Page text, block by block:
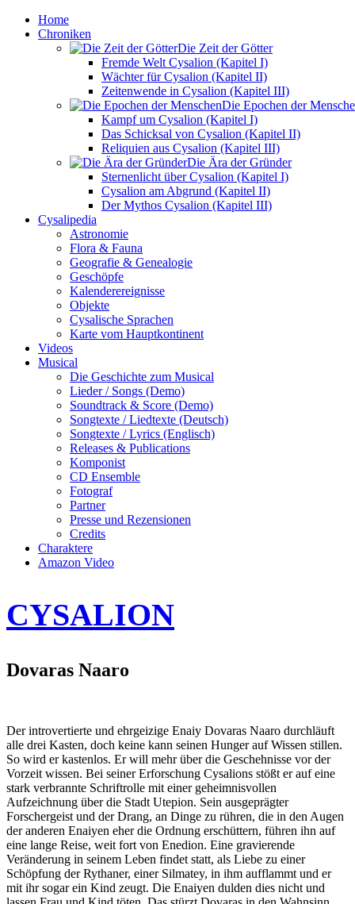
Home
Chroniken
Die Zeit der Götter
Fremde Welt Cysalion (Kapitel I)
Wächter für Cysalion (Kapitel II)
Zeitenwende in Cysalion (Kapitel III)
Die Epochen der
Kampf um Cysalion (Kapitel I)
Das Schicksal von Cysalion (Kapitel II)
Reliquien aus Cysalion (Kapitel III)
Die Ära der Gründer
Sternenlicht über Cysalion (Kapitel I)
Cysalion am Abgrund (Kapitel II)
Der Mythos Cysalion (Kapitel III)
Cysalipedia
Astronomie
Flora & Fauna
Geografie & Genealogie
Geschöpfe
Kalenderereignisse
Objekte
Cysalische Sprachen
Karte vom Hauptkontinent
Videos
Musical
Die Geschichte zum Musical
Lieder / Songs (Demo)
Soundtrack & Score (Demo)
Songtexte / Liedtexte (Deutsch)
Songtexte / Lyrics (Englisch)
Releases & Publications
Komponist
CD Ensemble
Fotograf
Partner
Presse und Rezensionen
Credits
Charaktere
Amazon Video
CYSALION
Dovaras Naaro
Der introvertierte und ehrgeizige Enaiy Dovaras Naaro durchläuft
alle drei Kasten, doch keine kann seinen Hunger auf Wissen stillen.
So wird er kastenlos. Er will mehr über die Geschehnisse vor der
Vorzeit wissen. Bei seiner Erforschung Cysalions stößt er auf eine
stark verbrannte Schriftrolle mit einer geheimnisvollen
Aufzeichnung über die Stadt Utepion. Sein ausgeprägter
Forschergeist und der Drang, an Dinge zu rühren, die in den Augen
der anderen Enaiyen eher die Ordnung erschüttern, führen ihn auf
eine lange Reise, weit fort von Enedion. Eine gravierende
Veränderung in seinem Leben findet statt, als Liebe zu einer
Schöpfung der Rythaner, einer Silmatey, in ihm aufflammt und er
mit ihr sogar ein Kind zeugt. Die Enaiyen dulden dies nicht und